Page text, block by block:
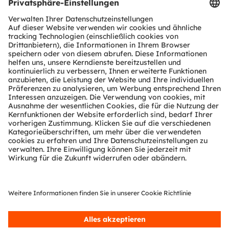
Download Center
Tools
Kundenanfragen
Technischer Support
Partner Netzwerk
Whistleblowing
© 2026 ams-OSRAM AG. All rights reserved.
Datenschutzerklärung Nutzungsbedingungen
Terms of Trade
ImpressumCookie PolicyAI Policy